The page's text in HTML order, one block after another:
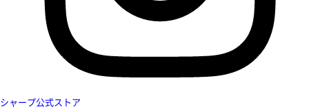
シャープ公式ストア